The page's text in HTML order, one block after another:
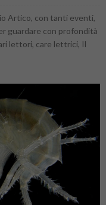
Artico, con tanti eventi,
guardare con profondità
lettori, care lettrici, Il